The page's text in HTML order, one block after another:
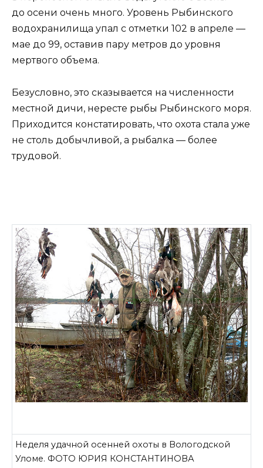
до осени очень много. Уровень Рыбинского
водохранилища упал с отметки 102 в апреле —
мае до 99, оставив пару метров до уровня
мертвого объема.
Безусловно, это сказывается на численности
местной дичи, нересте рыбы Рыбинского моря.
Приходится констатировать, что охота стала уже
не столь добычливой, а рыбалка — более
трудовой.
Неделя удачной осенней охоты в Вологодской
Уломе. ФОТО ЮРИЯ КОНСТАНТИНОВА